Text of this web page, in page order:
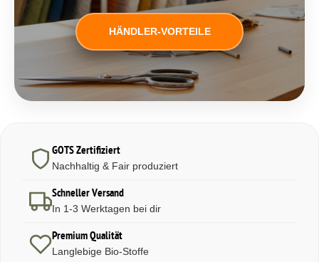
HÄNDLER-VORTEILE
GOTS Zertifiziert
Nachhaltig & Fair produziert
Schneller Versand
In 1-3 Werktagen bei dir
Premium Qualität
Langlebige Bio-Stoffe